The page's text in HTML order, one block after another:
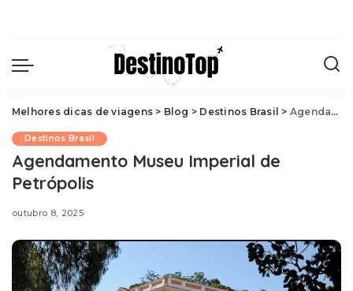
Melhores dicas de viagens > Blog > Destinos Brasil > Agendamento Museu Imperial de Petrópolis
Destinos Brasil
Agendamento Museu Imperial de
Petrópolis
outubro 8, 2025